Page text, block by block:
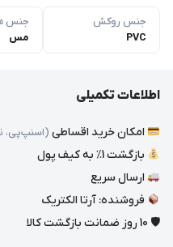
جنس روکش
PVC
جنس
مس
اطلاعات تکمیلی
امکان خرید اقساطی (اسنپ‌پی،
بازگشت 1٪ به کیف پول
ارسال سریع
فروشنده: آرتا الکتریک
🛡 10 روز ضمانت بازگشت کالا